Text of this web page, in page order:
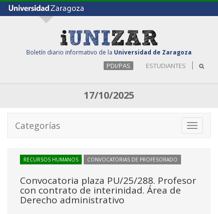
Boletín diario informativo de la Universidad de Zaragoza
PDI/PAS ESTUDIANTES
17/10/2025
Toggle
Categorías
RECURSOS HUMANOS CONVOCATORIAS DE PROFESORADO
Convocatoria plaza PU/25/288. Profesor
con contrato de interinidad. Área de
Derecho administrativo